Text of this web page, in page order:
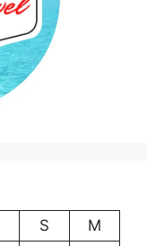
S
M